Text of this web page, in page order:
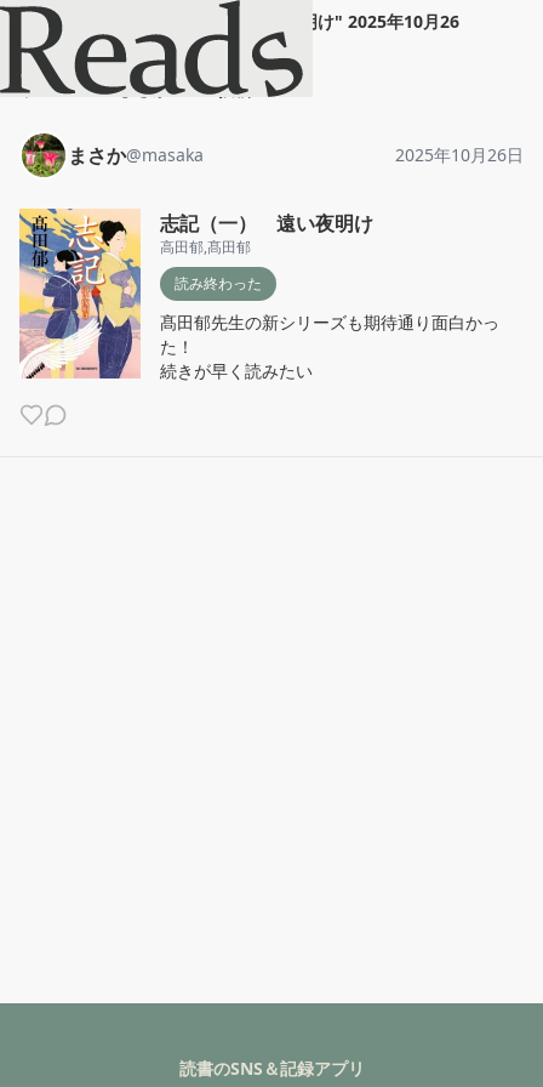
志記（一） 遠い夜明け" 2025年10月26
日
ホーム
まさか 投稿
まさか@masaka 2025年10月26日
志記（一） 遠い夜明け
高田郁,髙田郁
読み終わった
髙田郁先生の新シリーズも期待通り面白かっ
た！
続きが早く読みたい
読書のSNS＆記録アプリ